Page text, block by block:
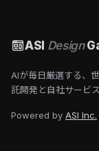
ASI Design
AIが毎日厳選する、
託開発と自社サービ
Powered by ASI Inc.